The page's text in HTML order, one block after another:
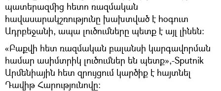
պատերազմից հետո ռազմական
հավասարակշռությունը խախտված է հօգուտ
Ադրբեջանի, ապա լուծումները պետք է այլ լինեն։
«Բաքվի հետ ռազմական բալանսի կարգավորման
համար ասիմտրիկ լուծումներ են պետք»,-Sputnik
Արմենիային հետ զրույցում կարծիք է հայտնել
Դավիթ Հարությունովը։